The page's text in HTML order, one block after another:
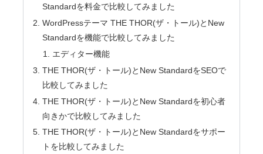
Standardを料金で比較してみました
WordPressテーマ THE THOR(ザ・トール)とNew
Standardを機能で比較してみました
エディター機能
THE THOR(ザ・トール)とNew StandardをSEOで
比較してみました
THE THOR(ザ・トール)とNew Standardを初心者
向きかで比較してみました
THE THOR(ザ・トール)とNew Standardをサポー
トを比較してみました